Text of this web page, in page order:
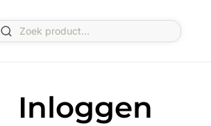
Inloggen